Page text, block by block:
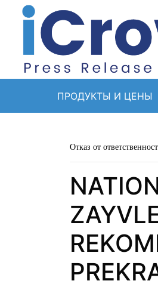
ПРОДУКТЫ И ЦЕНЫ
Отказ от